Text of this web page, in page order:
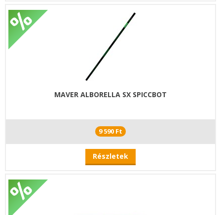
MAVER ALBORELLA SX SPICCBOT
9 590 Ft
Részletek